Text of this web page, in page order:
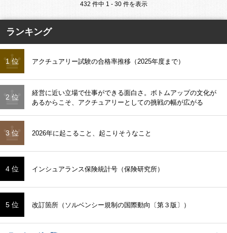
432 件中 1 - 30 件を表示
ランキング
1 位 アクチュアリー試験の合格率推移（2025年度まで）
2 位
経営に近い立場で仕事ができる面白さ。ボトムアップの文化が
あるからこそ、アクチュアリーとしての挑戦の幅が広がる
3 位 2026年に起こること、起こりそうなこと
4 位 インシュアランス保険統計号（保険研究所）
5 位 改訂箇所（ソルベンシー規制の国際動向〔第３版〕）